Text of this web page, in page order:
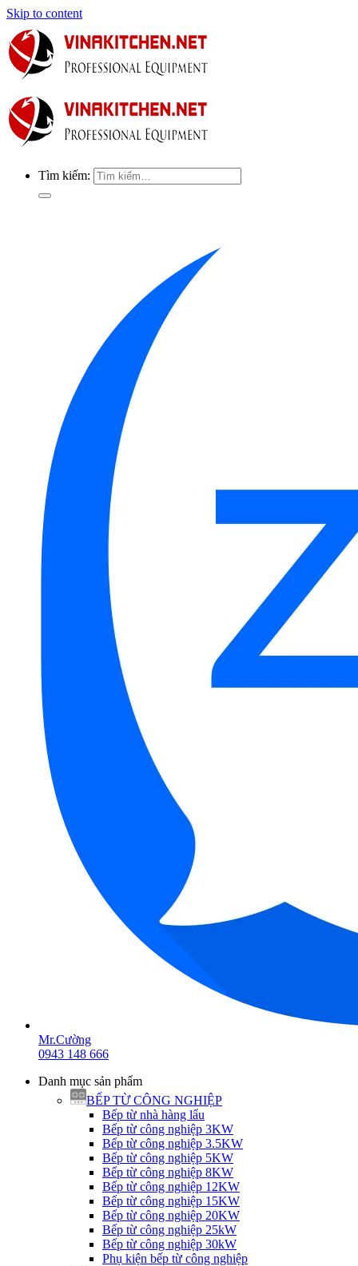
Skip to content
Tìm kiếm:
Mr.Cường
0943 148 666
Danh mục sản phẩm
BẾP TỪ CÔNG NGHIỆP
Bếp từ nhà hàng lẩu
Bếp từ công nghiệp 3KW
Bếp từ công nghiệp 3.5KW
Bếp từ công nghiệp 5KW
Bếp từ công nghiệp 8KW
Bếp từ công nghiệp 12KW
Bếp từ công nghiệp 15KW
Bếp từ công nghiệp 20KW
Bếp từ công nghiệp 25kW
Bếp từ công nghiệp 30kW
Phụ kiện bếp từ công nghiệp